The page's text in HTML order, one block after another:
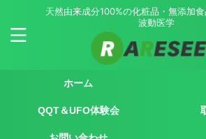
天然由来成分100%の化粧品・無添加食
波動医学
ホーム
QQT＆UFO体験会